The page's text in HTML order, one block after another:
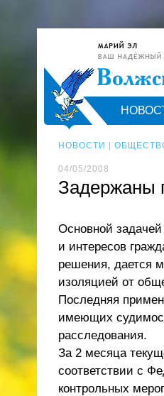
НОВОСТИ
04/05/2008
Задержаны
Основной
и интересов
решения, дается
изоляцией от
Последняя
имеющих
расследования.
За 2 месяца
соответствии с
контрольных